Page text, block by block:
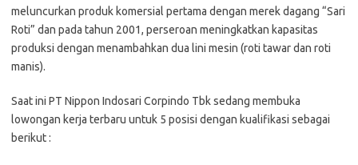
meluncurkan produk komersial pertama dengan merek dagang “Sari
Roti” dan pada tahun 2001, perseroan meningkatkan kapasitas
produksi dengan menambahkan dua lini mesin (roti tawar dan roti
manis).
Saat ini PT Nippon Indosari Corpindo Tbk sedang membuka
lowongan kerja terbaru untuk 5 posisi dengan kualifikasi sebagai
berikut :